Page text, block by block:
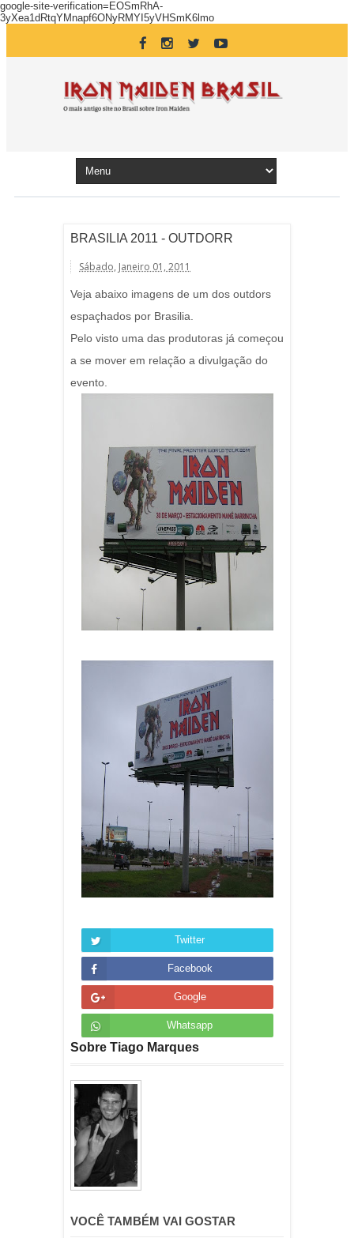
google-site-verification=EOSmRhA-
3yXea1dRtqYMnapf6ONyRMYI5yVHSmK6lmo
BRASILIA 2011 - OUTDORR
Sábado, Janeiro 01, 2011
Veja abaixo imagens de um dos outdors
espaçhados por Brasilia.
Pelo visto uma das produtoras já começou
a se mover em relação a divulgação do
evento.
Twitter
Facebook
Google
Whatsapp
Sobre Tiago Marques
VOCÊ TAMBÉM VAI GOSTAR